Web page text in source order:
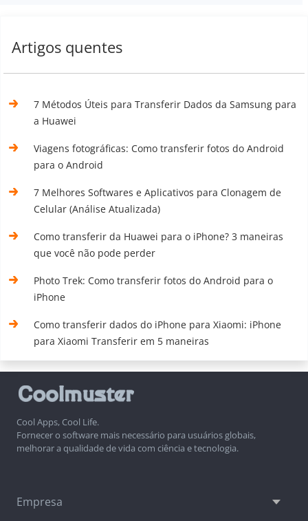
Artigos quentes
7 Métodos Úteis para Transferir Dados da Samsung para
a Huawei
Viagens fotográficas: Como transferir fotos do Android
para o Android
7 Melhores Softwares e Aplicativos para Clonagem de
Celular (Análise Atualizada)
Como transferir da Huawei para o iPhone? 3 maneiras
que você não pode perder
Photo Trek: Como transferir fotos do Android para o
iPhone
Como transferir dados do iPhone para Xiaomi: iPhone
para Xiaomi Transferir em 5 maneiras
Cool Apps, Cool Life.
Fornecer o software mais necessário para usuários globais,
melhorar a qualidade de vida com ciência e tecnologia.
Empresa